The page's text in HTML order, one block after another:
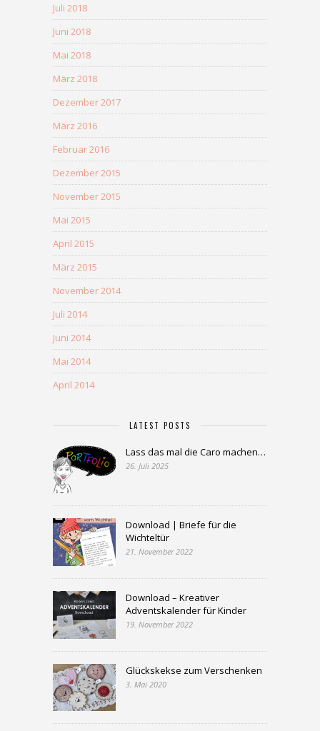
Juli 2018
Juni 2018
Mai 2018
März 2018
Dezember 2017
März 2016
Februar 2016
Dezember 2015
November 2015
Mai 2015
April 2015
März 2015
November 2014
Juli 2014
Juni 2014
Mai 2014
April 2014
LATEST POSTS
Lass das mal die Caro machen…
26. Juli 2025
Download | Briefe für die
Wichteltür
21. November 2022
Download – Kreativer
Adventskalender für Kinder
19. November 2022
Glückskekse zum Verschenken
3. Mai 2020